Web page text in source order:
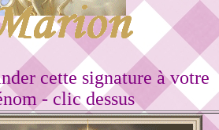
cette signature à votre
- clic dessus